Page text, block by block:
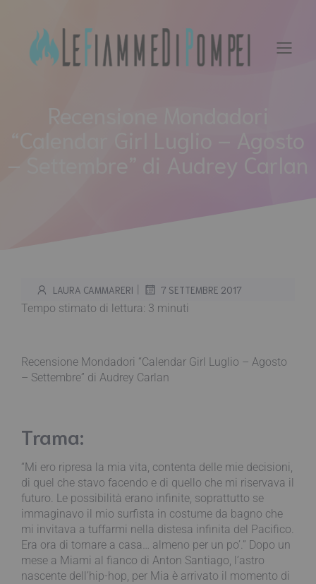
contenuto
– Settembre” di Audrey Carlan
LAURA CAMMARERI | 7 SETTEMBRE 2017
Tempo stimato di lettura: 3 minuti
Recensione Mondadori “Calendar Girl Luglio – Agosto
– Settembre” di Audrey Carlan
Trama:
“Mi ero ripresa la mia vita, contenta delle mie decisioni,
di quel che stavo facendo e di quello che mi riservava il
futuro. Le possibilità erano infinite, soprattutto se
immaginavo il mio surfista in costume da bagno che
mi invitava a tuffarmi nella distesa infinita del Pacifico.
Era ora di tornare a casa… almeno per un po’.” Dopo un
mese a Miami al fianco di Anton Santiago, l’astro
nascente dell’hip-hop, per Mia è arrivato il momento di